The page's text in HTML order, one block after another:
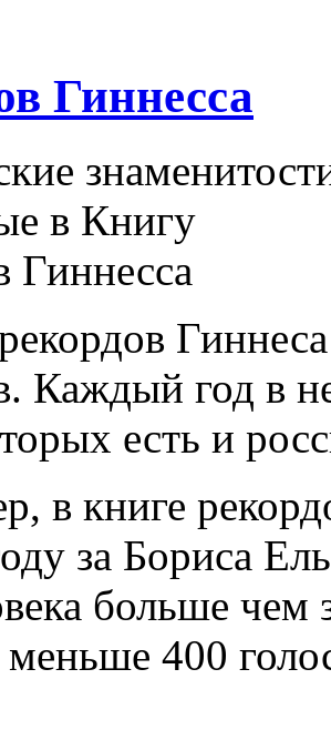
Гиннесса
Каждый год в
есть и
в книге
за Бориса
больше чем
400